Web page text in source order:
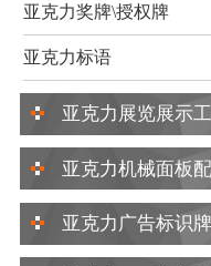
亚克力奖牌\授权牌
亚克力标语
亚克力展览展示
亚克力机械面板
亚克力广告标识